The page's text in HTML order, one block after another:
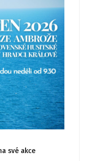
své akce